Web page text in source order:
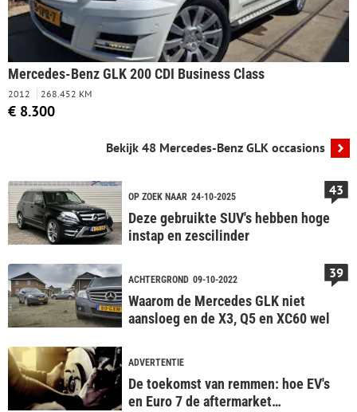
Mercedes-Benz GLK 200 CDI Business Class
2012 268.452 KM
€ 8.300
Bekijk 48 Mercedes-Benz GLK occasions
OP ZOEK NAAR 24-10-2025
Deze gebruikte SUV's hebben hoge
instap en zescilinder
43
ACHTERGROND 09-10-2022
Waarom de Mercedes GLK niet
aansloeg en de X3, Q5 en XC60 wel
39
ADVERTENTIE
De toekomst van remmen: hoe EV's
en Euro 7 de aftermarket